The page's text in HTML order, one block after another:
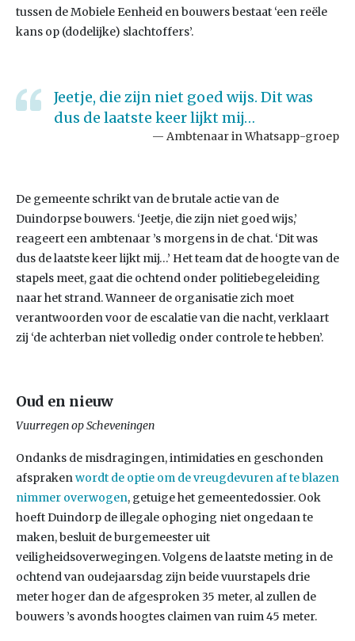
tussen de Mobiele Eenheid en bouwers bestaat ‘een reële
kans op (dodelijke) slachtoffers’.
Jeetje, die zijn niet goed wijs. Dit was
dus de laatste keer lijkt mij…
Ambtenaar in Whatsapp-groep
De gemeente schrikt van de brutale actie van de
Duindorpse bouwers. ‘Jeetje, die zijn niet goed wijs,’
reageert een ambtenaar ’s morgens in de chat. ‘Dit was
dus de laatste keer lijkt mij…’ Het team dat de hoogte van de
stapels meet, gaat die ochtend onder politiebegeleiding
naar het strand. Wanneer de organisatie zich moet
verantwoorden voor de escalatie van die nacht, verklaart
zij ‘de achterban niet volledig onder controle te hebben’.
Oud en nieuw
Vuurregen op Scheveningen
Ondanks de misdragingen, intimidaties en geschonden
afsprakenwordt de optie om de vreugdevuren af te blazen
nimmer overwogen, getuige het gemeentedossier. Ook
hoeft Duindorp de illegale ophoging niet ongedaan te
maken, besluit de burgemeester uit
veiligheidsoverwegingen. Volgens de laatste meting in de
ochtend van oudejaarsdag zijn beide vuurstapels drie
meter hoger dan de afgesproken 35 meter, al zullen de
bouwers ’s avonds hoogtes claimen van ruim 45 meter.